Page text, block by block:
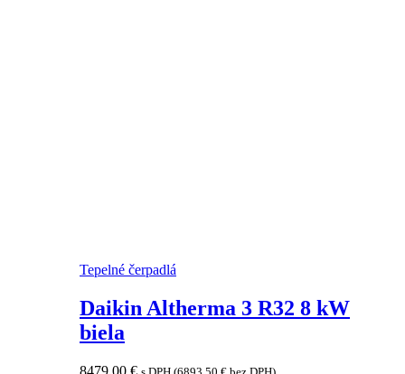
Tepelné čerpadlá
Daikin Altherma 3 R32 8 kW
biela
8479,00 €